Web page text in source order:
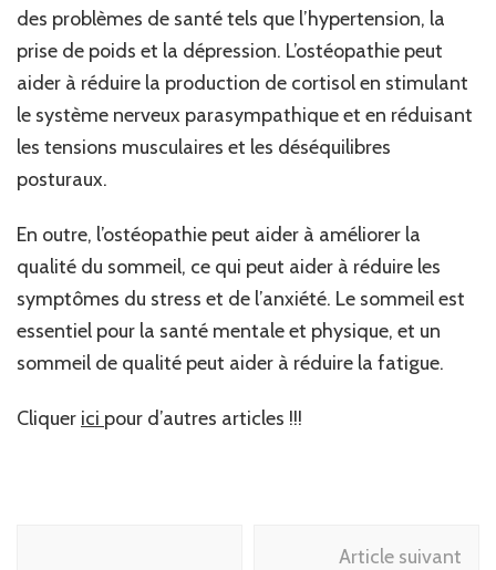
des problèmes de santé tels que l’hypertension, la
prise de poids et la dépression. L’ostéopathie peut
aider à réduire la production de cortisol en stimulant
le système nerveux parasympathique et en réduisant
les tensions musculaires et les déséquilibres
posturaux.
En outre, l’ostéopathie peut aider à améliorer la
qualité du sommeil, ce qui peut aider à réduire les
symptômes du stress et de l’anxiété. Le sommeil est
essentiel pour la santé mentale et physique, et un
sommeil de qualité peut aider à réduire la fatigue.
Cliquer ici pour d’autres articles !!!
Article suivant